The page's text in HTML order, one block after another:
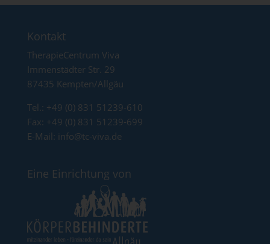
Kontakt
TherapieCentrum Viva
Immenstädter Str. 29
87435 Kempten/Allgäu
Tel.: +49 (0) 831 51239-610
Fax: +49 (0) 831 51239-699
E-Mail: info@tc-viva.de
Eine Einrichtung von
Körperbehinderte Allgäu gGmbH
Immenstädter Straße 29
87435 Kempten
Telefon: 0831 51239610
E-Mail: